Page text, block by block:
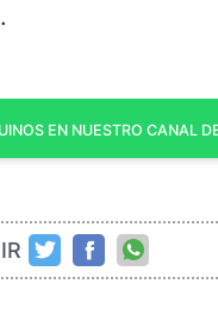
EN NUESTRO CANAL